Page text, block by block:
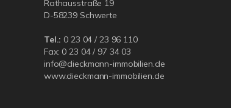
Rathausstraße 19
D-58239 Schwerte
Tel.: 0 23 04 / 23 96 110
Fax: 0 23 04 / 97 34 03
info@dieckmann-immobilien.de
www.dieckmann-immobilien.de